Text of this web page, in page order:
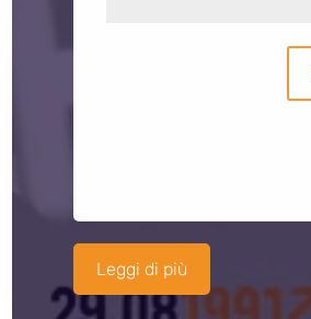
Leggi di più